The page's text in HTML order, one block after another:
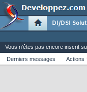
DI/DSI
Vous n'êtes pas encore inscrit
Derniers messages
Actions